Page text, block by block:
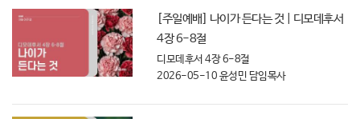
[주일예배] 나이가 든다는 것 | 디모데후서
4장 6-8절
디모데후서 4장 6-8절
2026-05-10 윤성민 담임목사